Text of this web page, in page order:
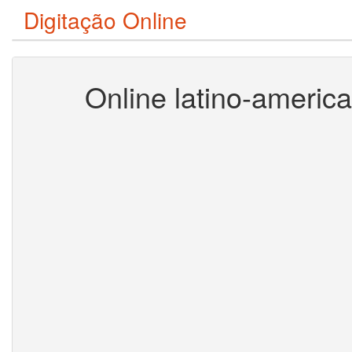
Digitação Online
Online latino-